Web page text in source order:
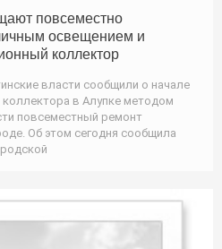
повсеместно
освещением и
коллектор
власти сообщили о начале
коллектора в Алупке методом
повсеместный ремонт
Об этом сегодня сообщила